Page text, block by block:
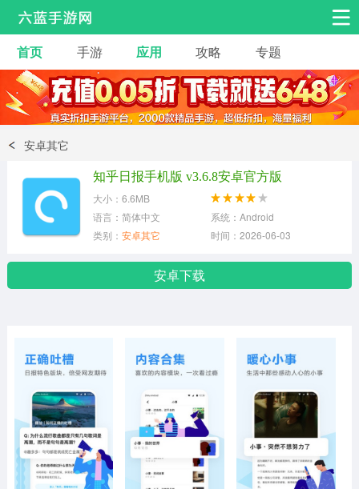
安卓手游 手游工具
热门手游 角色扮演 益智休闲
动作射击
冒险解谜
首页 手游 应用 攻略 专题
安卓其它
知乎日报手机版 v3.6.8安卓官方版
大小：6.6MB
语言：简体中文
系统：Android
类别： 安卓其它 时间：2026-06-03
安卓下载